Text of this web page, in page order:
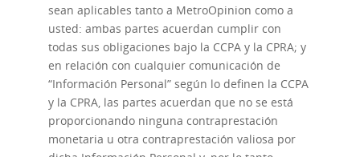
sean aplicables tanto a MetroOpinion como a
usted: ambas partes acuerdan cumplir con
todas sus obligaciones bajo la CCPA y la CPRA; y
en relación con cualquier comunicación de
“Información Personal” según lo definen la CCPA
y la CPRA, las partes acuerdan que no se está
proporcionando ninguna contraprestación
monetaria u otra contraprestación valiosa por